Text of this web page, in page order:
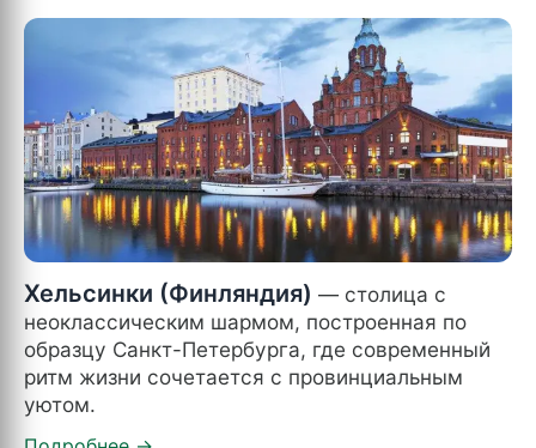
Хельсинки (Финляндия) — столица с
неоклассическим шармом, построенная по
образцу Санкт-Петербурга, где современный
ритм жизни сочетается с провинциальным
уютом.